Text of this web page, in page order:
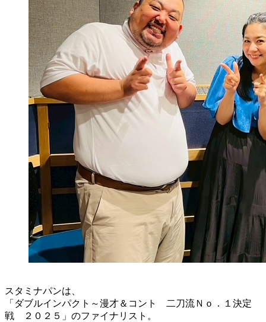
スタミナパンは、
「ダブルインパクト～漫才＆コント 二刀流Ｎｏ．１決定
戦 ２０２５」のファイナリスト。